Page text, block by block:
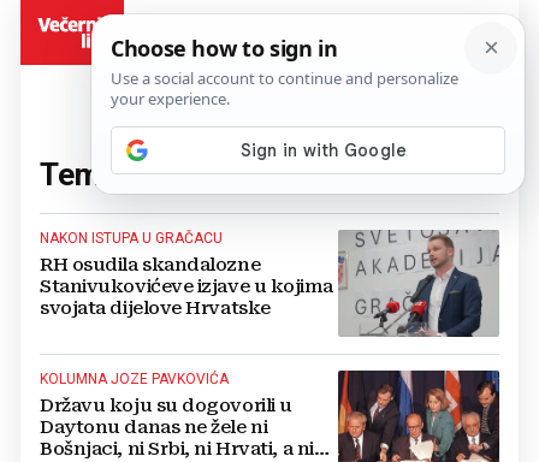
Tema:Srbi(185 članaka)
NAKON ISTUPA U GRAČACU
RH osudila skandalozne
Stanivukovićeve izjave u kojima
svojata dijelove Hrvatske
KOLUMNA JOZE PAVKOVIĆA
Državu koju su dogovorili u
Daytonu danas ne žele ni
Bošnjaci, ni Srbi, ni Hrvati, a ni